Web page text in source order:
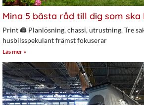
Mina 5 bästa råd till dig som ska
Print 🖨 Planlösning, chassi, utrustning. Tre
husbilsspekulant främst fokuserar
Läs mer »